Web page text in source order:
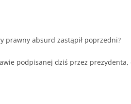
prawny absurd zastąpił poprzedni?
podpisanej dziś przez